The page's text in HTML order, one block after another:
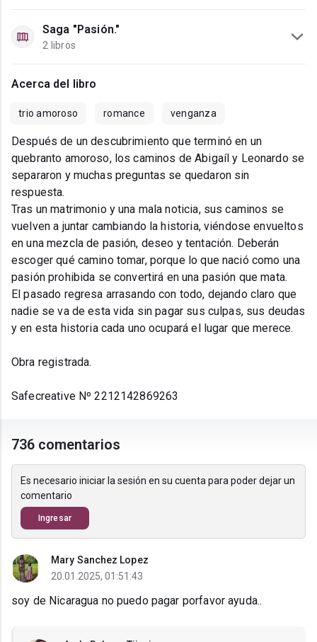
Saga "Pasión."
2 libros
Acerca del libro
trio amoroso romance venganza
Después de un descubrimiento que terminó en un
quebranto amoroso, los caminos de Abigaíl y Leonardo se
separaron y muchas preguntas se quedaron sin
respuesta.
Tras un matrimonio y una mala noticia, sus caminos se
vuelven a juntar cambiando la historia, viéndose envueltos
en una mezcla de pasión, deseo y tentación. Deberán
escoger qué camino tomar, porque lo que nació como una
pasión prohibida se convertirá en una pasión que mata.
El pasado regresa arrasando con todo, dejando claro que
nadie se va de esta vida sin pagar sus culpas, sus deudas
y en esta historia cada uno ocupará el lugar que merece.
Obra registrada.
Safecreative Nº 2212142869263
736 comentarios
Es necesario iniciar la sesión en su cuenta para poder dejar un
comentario
Ingresar
Mary Sanchez Lopez
20.01.2025, 01:51:43
soy de Nicaragua no puedo pagar porfavor ayuda..